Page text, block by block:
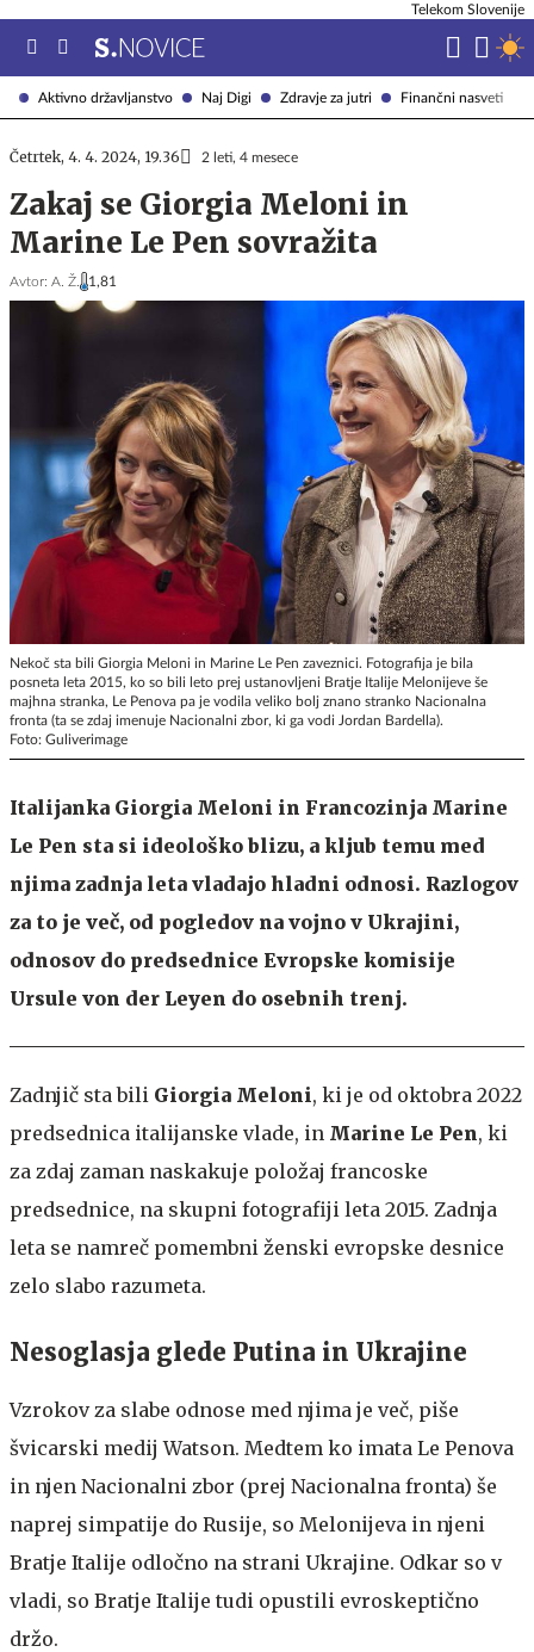
Aktivno državljanstvo Naj Digi Zdravje za jutri Finančni nasveti
Telekom Slovenije
Četrtek, 4. 4. 2024, 19.36 2 leti, 4 mesece
Zakaj se Giorgia Meloni in
Marine Le Pen sovražita
Avtor: A. Ž. 1,81
Nekoč sta bili Giorgia Meloni in Marine Le Pen zaveznici. Fotografija je bila
posneta leta 2015, ko so bili leto prej ustanovljeni Bratje Italije Melonijeve še
majhna stranka, Le Penova pa je vodila veliko bolj znano stranko Nacionalna
fronta (ta se zdaj imenuje Nacionalni zbor, ki ga vodi Jordan Bardella).
Foto: Guliverimage
Italijanka Giorgia Meloni in Francozinja Marine
Le Pen sta si ideološko blizu, a kljub temu med
njima zadnja leta vladajo hladni odnosi. Razlogov
za to je več, od pogledov na vojno v Ukrajini,
odnosov do predsednice Evropske komisije
Ursule von der Leyen do osebnih trenj.
Zadnjič sta bili Giorgia Meloni, ki je od oktobra 2022
predsednica italijanske vlade, in Marine Le Pen, ki
za zdaj zaman naskakuje položaj francoske
predsednice, na skupni fotografiji leta 2015. Zadnja
leta se namreč pomembni ženski evropske desnice
zelo slabo razumeta.
Nesoglasja glede Putina in Ukrajine
Vzrokov za slabe odnose med njima je več, piše
švicarski medij Watson. Medtem ko imata Le Penova
in njen Nacionalni zbor (prej Nacionalna fronta) še
naprej simpatije do Rusije, so Melonijeva in njeni
Bratje Italije odločno na strani Ukrajine. Odkar so v
vladi, so Bratje Italije tudi opustili evroskeptično
držo.